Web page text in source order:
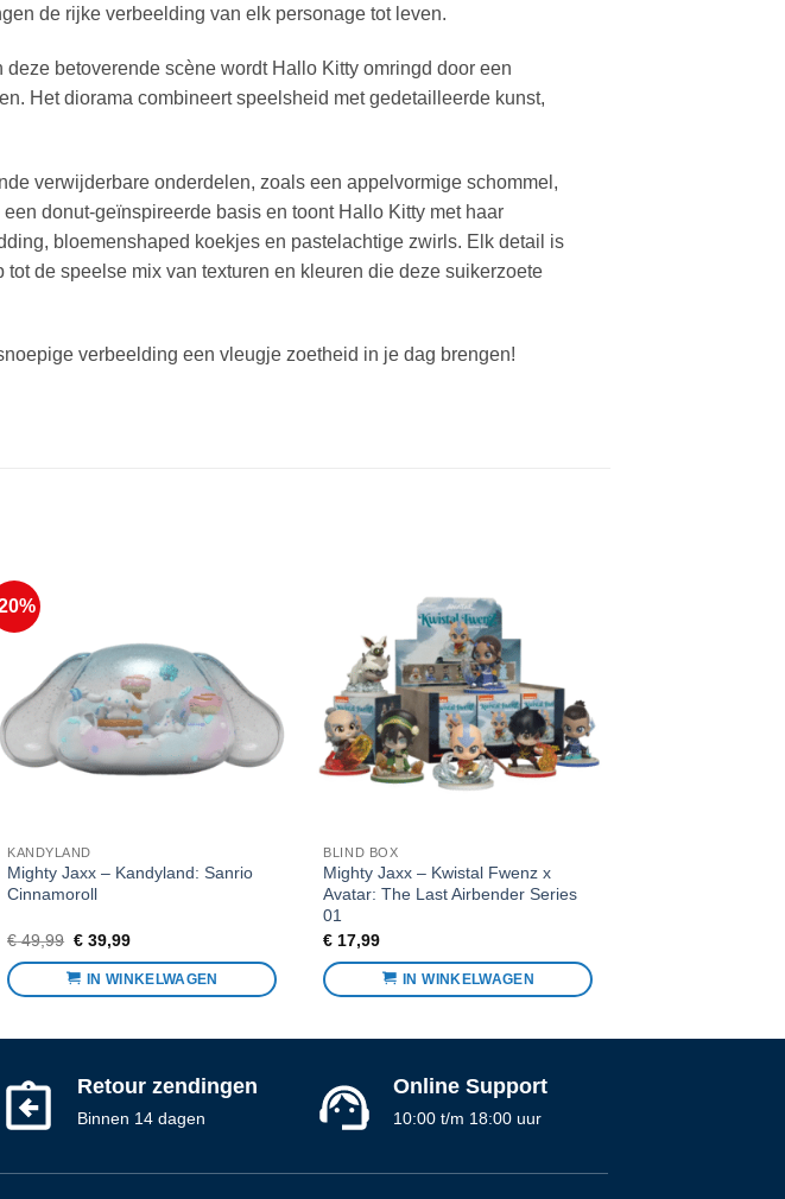
de rijke verbeelding van elk personage tot leven.
deze betoverende scène wordt Hallo Kitty omringd door een
Het diorama combineert speelsheid met gedetailleerde kunst,
verwijderbare onderdelen, zoals een appelvormige schommel,
donut-geïnspireerde basis en toont Hallo Kitty met haar
bloemenshaped koekjes en pastelachtige zwirls. Elk detail is
de speelse mix van texturen en kleuren die deze suikerzoete
verbeelding een vleugje zoetheid in je dag brengen!
KANDYLAND
Mighty Jaxx – Kandyland: Sanrio
Cinnamoroll
€49,99 Oorspronkelijke
was:
€ 49,99.
€ 39,99Huidige
is:
€ 39,99.
IN WINKELWAGEN
BLIND BOX
Mighty Jaxx – Kwistal Fwenz x
Avatar: The Last Airbender Series
01
€ 17,99
IN WINKELWAGEN
Retour zendingen
Binnen 14 dagen
Online Support
10:00 t/m 18:00 uur